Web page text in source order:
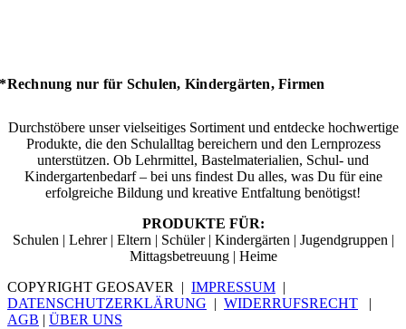
*Rechnung nur für Schulen, Kindergärten, Firmen
Durchstöbere unser vielseitiges Sortiment und entdecke hochwertige
Produkte, die den Schulalltag bereichern und den Lernprozess
unterstützen. Ob Lehrmittel, Bastelmaterialien, Schul- und
Kindergartenbedarf – bei uns findest Du alles, was Du für eine
erfolgreiche Bildung und kreative Entfaltung benötigst!
PRODUKTE FÜR:
Schulen | Lehrer | Eltern | Schüler | Kindergärten | Jugendgruppen |
Mittagsbetreuung | Heime
COPYRIGHT GEOSAVER | IMPRESSUM |
DATENSCHUTZERKLÄRUNG | WIDERRUFSRECHT |
AGB | ÜBER UNS